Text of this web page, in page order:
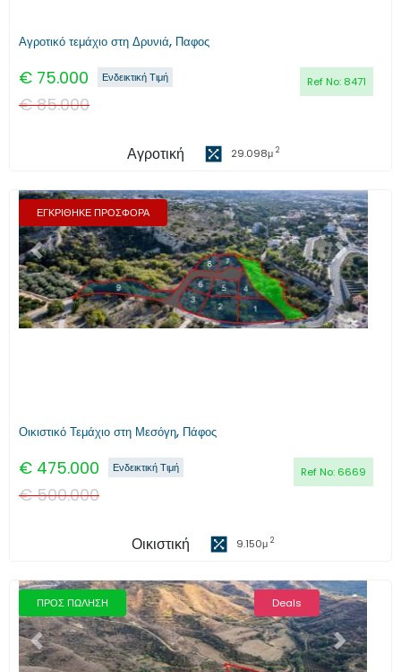
Αγροτικό τεμάχιο στη Δρυνιά, Παφος
€ 75.000 Ref No: 8471
Ενδεικτική Τιμή
€85.000
Αγροτική 29.098μ 2
ΕΓΚΡΙΘΗΚΕ ΠΡΟΣΦΟΡΑ
Προηγούμενο Επόμενο
Οικιστικό Τεμάχιο στη Μεσόγη, Πάφος
€ 475.000 Ref No: 6669
Ενδεικτική Τιμή
€500.000
Οικιστική 9.150μ 2
ΠΡΟΣ ΠΩΛΗΣΗ Deals
Προηγούμενο Επόμενο